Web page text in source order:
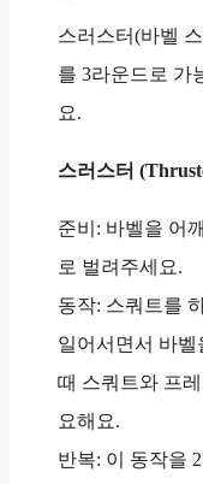
스러스터(바벨
를 3라운드로 가
요.
스러스터
준비: 바벨을 어
로 벌려주세요.
동작: 스쿼트를
일어서면서 바벨
때 스쿼트와 프
요해요.
반복: 이 동작을